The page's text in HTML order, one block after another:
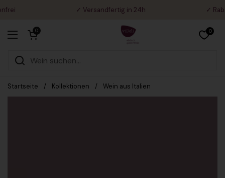
Zum Inhalt springen✓ Versandfertig in 24h ✓ Rabatt:
Menü öffnen
0
Warenkorb öffnen
0
Startseite / Kollektionen / Wein aus Italien